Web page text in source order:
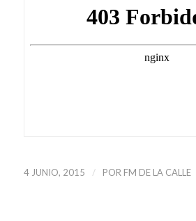
4 JUNIO, 2015 / POR FM DE LA CALLE